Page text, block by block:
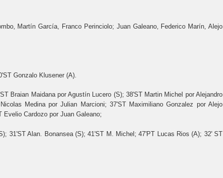
Martín García, Franco Perinciolo; Juan Galeano, Federico Marín, Alejo
Gonzalo Klusener (A).
Braian Maidana por Agustín Lucero (S); 38'ST Martin Michel por Alejandro
Medina por Julian Marcioni; 37'ST Maximiliano Gonzalez por Alejo
Evelio Cardozo por Juan Galeano;
31'ST Alan. Bonansea (S); 41'ST M. Michel; 47'PT Lucas Rios (A); 32' ST